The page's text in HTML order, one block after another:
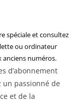
spéciale et consultez
ou ordinateur
anciens numéros.
d’abonnement
un passionné de
et de la